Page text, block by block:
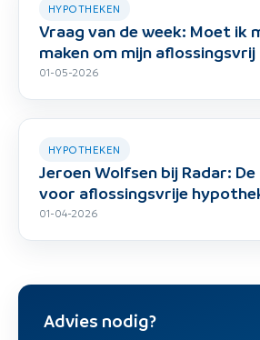
HYPOTHEKEN
Vraag van de week: Moet ik
maken om mijn
01-05-2026
HYPOTHEKEN
Jeroen Wolfsen bij Radar:
voor aflossingsvrije
01-04-2026
Advies nodig?